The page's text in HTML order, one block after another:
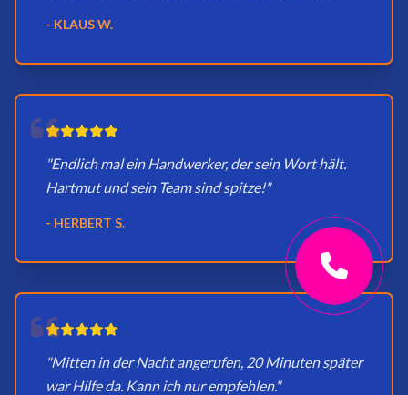
- KLAUS W.
"Endlich mal ein Handwerker, der sein Wort hält.
Hartmut und sein Team sind spitze!"
- HERBERT S.
"Mitten in der Nacht angerufen, 20 Minuten später
war Hilfe da. Kann ich nur empfehlen."